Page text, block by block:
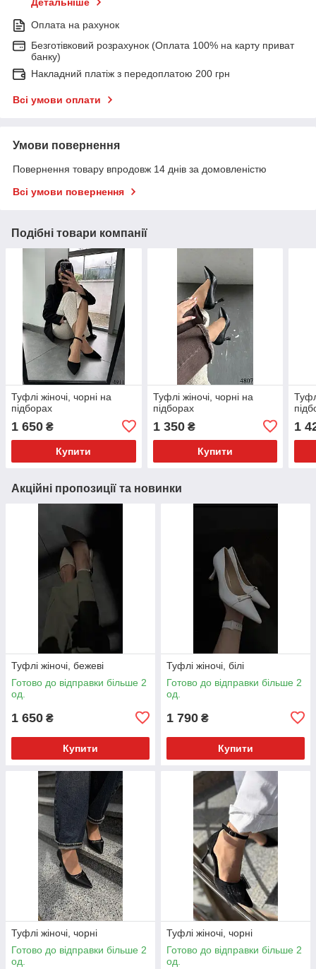
Детальніше
Оплата на рахунок
Безготівковий розрахунок (Оплата 100% на карту приват
банку)
Накладний платіж з передоплатою 200 грн
Всі умови оплати
Умови повернення
Повернення товару впродовж 14 днів за домовленістю
Всі умови повернення
Подібні товари компанії
Туфлі жіночі, чорні на
підборах
1 650 ₴
Купити
Туфлі жіночі, чорні на
підборах
1 350₴
Купити
1
Акційні пропозиції та новинки
Туфлі жіночі, бежеві
Готово до відправки більше 2
од.
1 650 ₴
Купити
Туфлі жіночі, білі
Готово до відправки більше 2
од.
1 790 ₴
Купити
Туфлі жіночі, чорні
Готово до відправки більше 2
од.
Туфлі жіночі, чорні
Готово до відправки більше 2
од.